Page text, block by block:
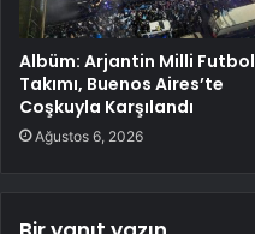
Albüm: Arjantin Milli Futbol
Takımı, Buenos Aires’te
Coşkuyla Karşılandı
Ağustos 6, 2026